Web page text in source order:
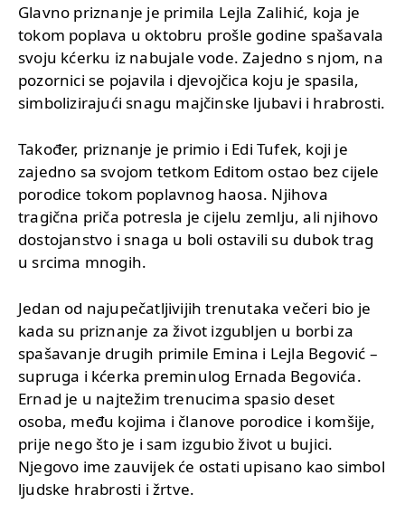
Glavno priznanje je primila Lejla Zalihić, koja je
tokom poplava u oktobru prošle godine spašavala
svoju kćerku iz nabujale vode. Zajedno s njom, na
pozornici se pojavila i djevojčica koju je spasila,
simbolizirajući snagu majčinske ljubavi i hrabrosti.
Također, priznanje je primio i Edi Tufek, koji je
zajedno sa svojom tetkom Editom ostao bez cijele
porodice tokom poplavnog haosa. Njihova
tragična priča potresla je cijelu zemlju, ali njihovo
dostojanstvo i snaga u boli ostavili su dubok trag
u srcima mnogih.
Jedan od najupečatljivijih trenutaka večeri bio je
kada su priznanje za život izgubljen u borbi za
spašavanje drugih primile Emina i Lejla Begović –
supruga i kćerka preminulog Ernada Begovića.
Ernad je u najtežim trenucima spasio deset
osoba, među kojima i članove porodice i komšije,
prije nego što je i sam izgubio život u bujici.
Njegovo ime zauvijek će ostati upisano kao simbol
ljudske hrabrosti i žrtve.